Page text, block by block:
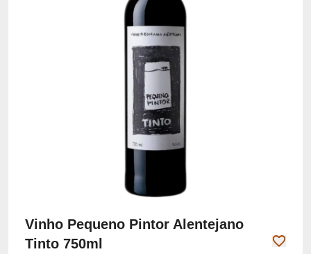
Vinho Pequeno Pintor Alentejano
Tinto 750ml